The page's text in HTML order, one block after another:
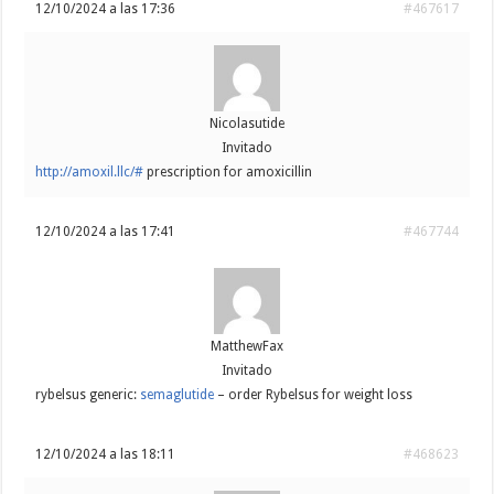
12/10/2024 a las 17:36 #467617
Nicolasutide
Invitado
http://amoxil.llc/# prescription for amoxicillin
12/10/2024 a las 17:41 #467744
MatthewFax
Invitado
rybelsus generic: semaglutide – order Rybelsus for weight loss
12/10/2024 a las 18:11 #468623